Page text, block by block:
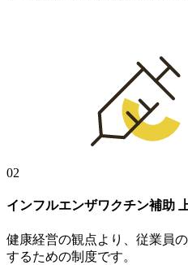
02
インフルエンザワクチン補助
健康経営の観点より、従業員
するための制度です。